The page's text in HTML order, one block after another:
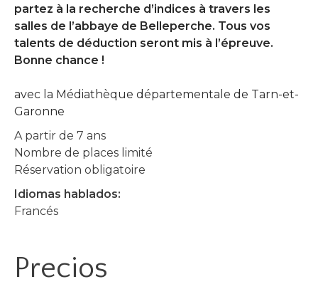
partez à la recherche d’indices à travers les
salles de l’abbaye de Belleperche. Tous vos
talents de déduction seront mis à l’épreuve.
Bonne chance !
avec la Médiathèque départementale de Tarn-et-
Garonne
A partir de 7 ans
Nombre de places limité
Réservation obligatoire
Idiomas hablados:
Francés
Precios